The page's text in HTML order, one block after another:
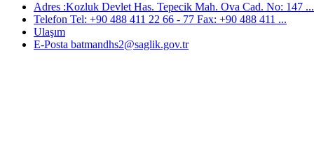
Adres :Kozluk Devlet Has. Tepecik Mah. Ova Cad. No: 147 ...
Telefon Tel: +90 488 411 22 66 - 77 Fax: +90 488 411 ...
Ulaşım
E-Posta batmandhs2@saglik.gov.tr